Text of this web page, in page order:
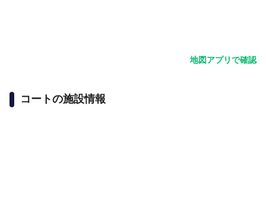
地図アプリで確認
コートの施設情報